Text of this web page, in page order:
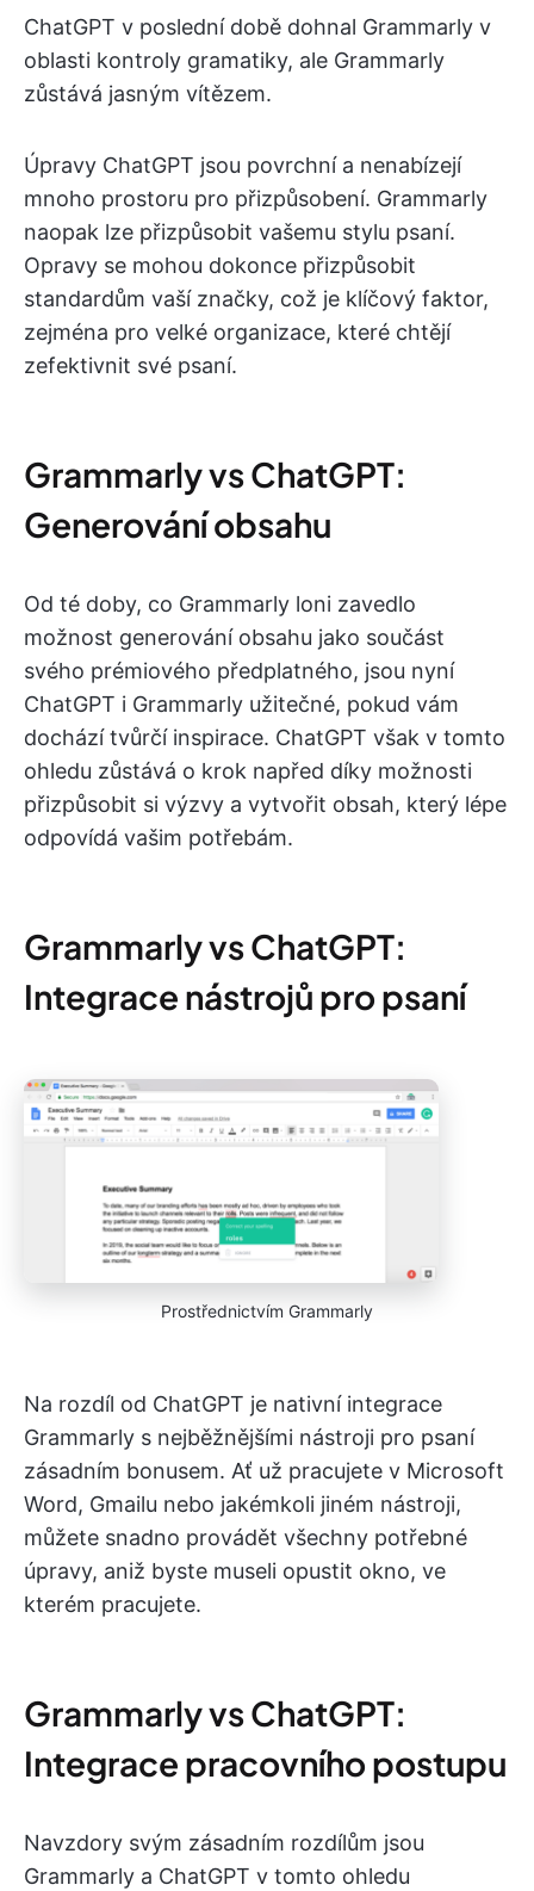
ChatGPT v poslední době dohnal Grammarly v
oblasti kontroly gramatiky, ale Grammarly
zůstává jasným vítězem.
Úpravy ChatGPT jsou povrchní a nenabízejí
mnoho prostoru pro přizpůsobení. Grammarly
naopak lze přizpůsobit vašemu stylu psaní.
Opravy se mohou dokonce přizpůsobit
standardům vaší značky, což je klíčový faktor,
zejména pro velké organizace, které chtějí
zefektivnit své psaní.
Grammarly vs ChatGPT:
Generování obsahu
Od té doby, co Grammarly loni zavedlo
možnost generování obsahu jako součást
svého prémiového předplatného, jsou nyní
ChatGPT i Grammarly užitečné, pokud vám
dochází tvůrčí inspirace. ChatGPT však v tomto
ohledu zůstává o krok napřed díky možnosti
přizpůsobit si výzvy a vytvořit obsah, který lépe
odpovídá vašim potřebám.
Grammarly vs ChatGPT:
Integrace nástrojů pro psaní
Prostřednictvím Grammarly
Na rozdíl od ChatGPT je nativní integrace
Grammarly s nejběžnějšími nástroji pro psaní
zásadním bonusem. Ať už pracujete v Microsoft
Word, Gmailu nebo jakémkoli jiném nástroji,
můžete snadno provádět všechny potřebné
úpravy, aniž byste museli opustit okno, ve
kterém pracujete.
Grammarly vs ChatGPT:
Integrace pracovního postupu
Navzdory svým zásadním rozdílům jsou
Grammarly a ChatGPT v tomto ohledu